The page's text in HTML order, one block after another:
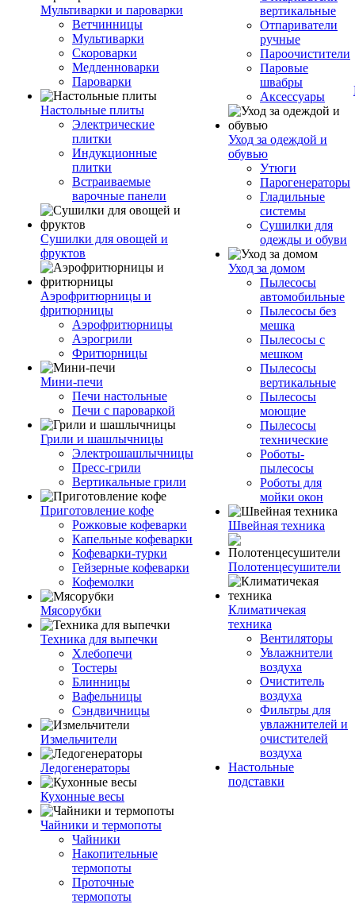
Мультиварки и пароварки
Ветчинницы
Мультиварки
Скороварки
Медленноварки
Пароварки
Настольные плиты
Электрические
плитки
Индукционные
плитки
Встраиваемые
варочные панели
Сушилки для овощей и
фруктов
Аэрофритюрницы и
фритюрницы
Аэрофритюрницы
Аэрогрили
Фритюрницы
Мини-печи
Печи настольные
Печи с пароваркой
Грили и шашлычницы
Электрошашлычницы
Пресс-грили
Вертикальные грили
Приготовление кофе
Рожковые кофеварки
Капельные кофеварки
Кофеварки-турки
Гейзерные кофеварки
Кофемолки
Мясорубки
Техника для выпечки
Хлебопечи
Тостеры
Блинницы
Вафельницы
Сэндвичницы
Измельчители
Ледогенераторы
Кухонные весы
Чайники и термопоты
Чайники
Накопительные
термопоты
Проточные
термопоты
вертикальные
Отпариватели
ручные
Пароочистители
Паровые
швабры
Аксессуары
Уход за одеждой и
обувью
Утюги
Парогенераторы
Гладильные
системы
Сушилки для
одежды и обуви
Уход за домом
Пылесосы
автомобильные
Пылесосы без
мешка
Пылесосы с
мешком
Пылесосы
вертикальные
Пылесосы
моющие
Пылесосы
технические
Роботы-
пылесосы
Роботы для
мойки окон
Швейная техника
Полотенцесушители
Климатичекая
техника
Вентиляторы
Увлажнители
воздуха
Очиститель
воздуха
Фильтры для
увлажнителей и
очистителей
воздуха
Настольные
подставки